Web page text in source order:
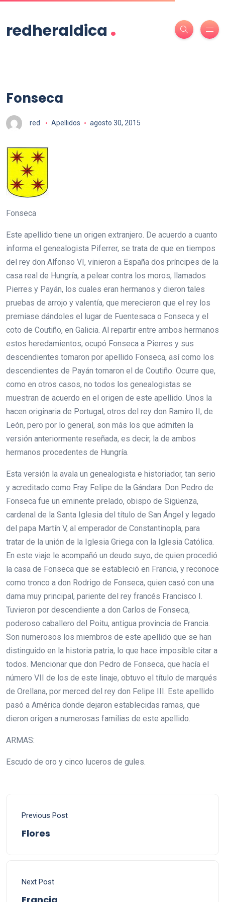
redheraldica .
Fonseca
red Apellidos agosto 30, 2015
Fonseca
Este apellido tiene un origen extranjero. De acuerdo a cuanto
informa el genealogista Piferrer, se trata de que en tiempos
del rey don Alfonso VI, vinieron a España dos príncipes de la
casa real de Hungría, a pelear contra los moros, llamados
Pierres y Payán, los cuales eran hermanos y dieron tales
pruebas de arrojo y valentía, que merecieron que el rey los
premiase dándoles el lugar de Fuentesaca o Fonseca y el
coto de Coutiño, en Galicia. Al repartir entre ambos hermanos
estos heredamientos, ocupó Fonseca a Pierres y sus
descendientes tomaron por apellido Fonseca, así como los
descendientes de Payán tomaron el de Coutiño. Ocurre que,
como en otros casos, no todos los genealogistas se
muestran de acuerdo en el origen de este apellido. Unos la
hacen originaria de Portugal, otros del rey don Ramiro II, de
León, pero por lo general, son más los que admiten la
versión anteriormente reseñada, es decir, la de ambos
hermanos procedentes de Hungría.
Esta versión la avala un genealogista e historiador, tan serio
y acreditado como Fray Felipe de la Gándara. Don Pedro de
Fonseca fue un eminente prelado, obispo de Sigüenza,
cardenal de la Santa Iglesia del título de San Ángel y legado
del papa Martín V, al emperador de Constantinopla, para
tratar de la unión de la Iglesia Griega con la Iglesia Católica.
En este viaje le acompañó un deudo suyo, de quien procedió
la casa de Fonseca que se estableció en Francia, y reconoce
como tronco a don Rodrigo de Fonseca, quien casó con una
dama muy principal, pariente del rey francés Francisco I.
Tuvieron por descendiente a don Carlos de Fonseca,
poderoso caballero del Poitu, antigua provincia de Francia.
Son numerosos los miembros de este apellido que se han
distinguido en la historia patria, lo que hace imposible citar a
todos. Mencionar que don Pedro de Fonseca, que hacía el
número VII de los de este linaje, obtuvo el título de marqués
de Orellana, por merced del rey don Felipe III. Este apellido
pasó a América donde dejaron establecidas ramas, que
dieron origen a numerosas familias de este apellido.
ARMAS:
Escudo de oro y cinco luceros de gules.
Previous Post
Flores
Next Post